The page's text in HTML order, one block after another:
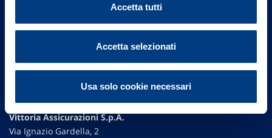
Accetta tutti
Accetta selezionati
Usa solo cookie necessari
Vittoria Assicurazioni S.p.A.
Via Ignazio Gardella, 2